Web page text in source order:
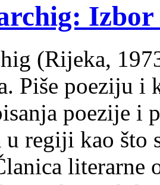
Izbor
(Rijeka,
Piše poeziju i
poezije i
u regiji kao što
literarne